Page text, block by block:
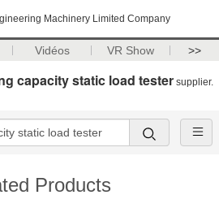
Machinery Limited Company
Vidéos VR Show >>
capacity static load tester supplier.
Products